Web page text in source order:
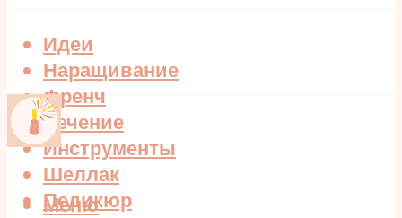
Идеи
Наращивание
Френч
Лечение
Инструменты
Шеллак
Педикюр
Меню